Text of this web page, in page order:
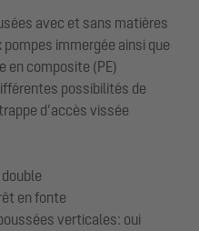
avec et sans matières
immergée ainsi que
en composite (PE)
possibilités de
d’accès vissée
en fonte
verticales: oui